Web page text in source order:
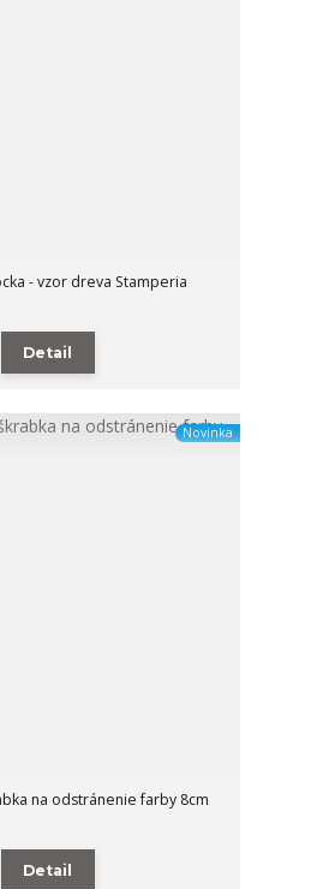
- vzor dreva Stamperia
Detail
Novinka
na odstránenie farby 8cm
Detail